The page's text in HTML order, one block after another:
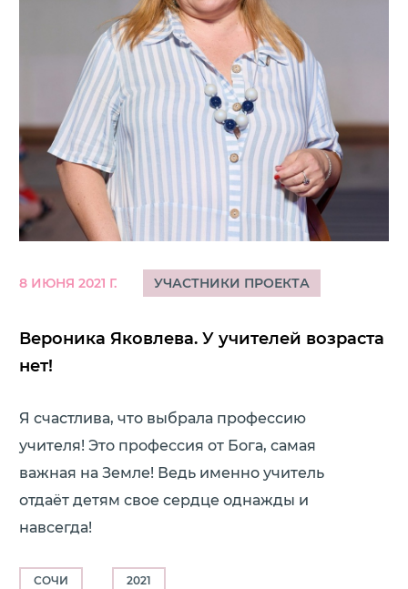
8 ИЮНЯ 2021 Г. УЧАСТНИКИ ПРОЕКТА
Вероника Яковлева. У учителей возраста
нет!
Я счастлива, что выбрала профессию
учителя! Это профессия от Бога, самая
важная на Земле! Ведь именно учитель
отдаёт детям свое сердце однажды и
навсегда!
СОЧИ 2021